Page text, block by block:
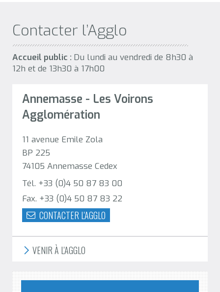
Contacter l’Agglo
Accueil public : Du lundi au vendredi de 8h30 à
12h et de 13h30 à 17h00
Annemasse - Les Voirons
Agglomération
11 avenue Emile Zola
BP 225
74105 Annemasse Cedex
Tél. +33 (0)4 50 87 83 00
Fax. +33 (0)4 50 87 83 22
CONTACTER L'AGGLO
VENIR À L'AGGLO